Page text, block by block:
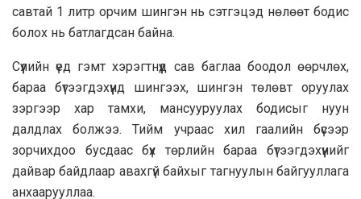
савтай 1 литр орчим шингэн нь сэтгэцэд нөлөөт бодис
болох нь батлагдсан байна.
Сүүлийн үед гэмт хэрэгтнүүд сав баглаа боодол өөрчлөх,
бараа бүтээгдэхүүнд шингээх, шингэн төлөвт оруулах
зэргээр хар тамхи, мансууруулах бодисыг нуун
далдлах болжээ. Тийм учраас хил гаалийн бүсээр
зорчихдоо бусдаас бүх төрлийн бараа бүтээгдэхүүнийг
дайвар байдлаар авахгүй байхыг тагнуулын байгууллага
анхаарууллаа.